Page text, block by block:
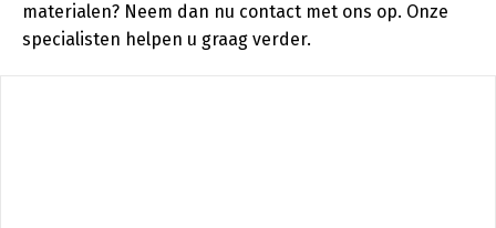
materialen? Neem dan nu contact met ons op. Onze
specialisten helpen u graag verder.